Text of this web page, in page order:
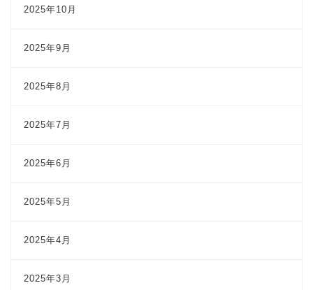
2025年10月
2025年9月
2025年8月
2025年7月
2025年6月
2025年5月
2025年4月
2025年3月